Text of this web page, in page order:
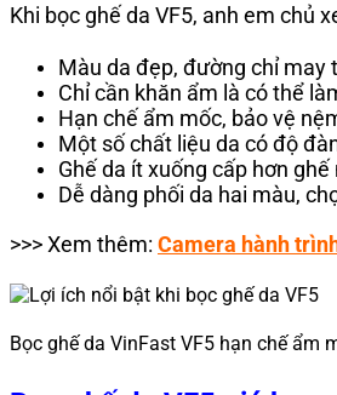
Khi bọc ghế da VF5, anh em chủ
Màu da đẹp, đường chỉ may
Chỉ cần khăn ẩm là có thể
Hạn chế ẩm mốc, bảo vệ
Một số chất liệu da có độ
Ghế da ít xuống cấp hơn
Dễ dàng phối da hai màu,
>>> Xem thêm: Camera hành
Bọc ghế da VinFast VF5 hạn chế ẩm